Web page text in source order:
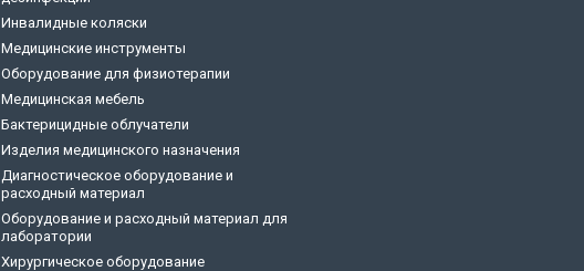
Инвалидные коляски
Медицинские инструменты
Оборудование для физиотерапии
Медицинская мебель
Бактерицидные облучатели
Изделия медицинского назначения
Диагностическое оборудование и
расходный материал
Оборудование и расходный материал для
лаборатории
Хирургическое оборудование